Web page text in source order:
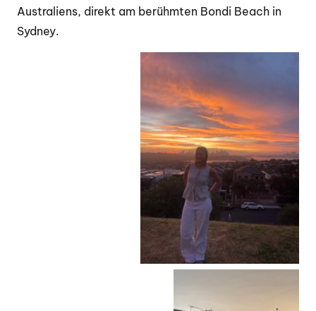
Australiens, direkt am berühmten Bondi Beach in
Sydney.